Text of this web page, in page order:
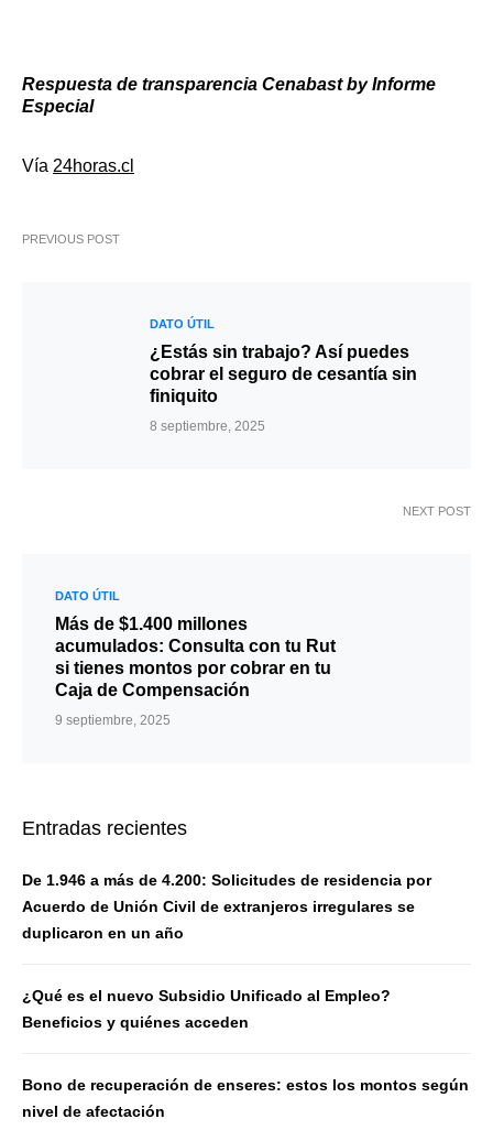
Respuesta de transparencia CenabastbyInforme
Especial
Vía 24horas.cl
PREVIOUS POST
DATO ÚTIL
¿Estás sin trabajo? Así puedes
cobrar el seguro de cesantía sin
finiquito
8 septiembre, 2025
NEXT POST
DATO ÚTIL
Más de $1.400 millones
acumulados: Consulta con tu Rut
si tienes montos por cobrar en tu
Caja de Compensación
9 septiembre, 2025
Entradas recientes
De 1.946 a más de 4.200: Solicitudes de residencia por
Acuerdo de Unión Civil de extranjeros irregulares se
duplicaron en un año
¿Qué es el nuevo Subsidio Unificado al Empleo?
Beneficios y quiénes acceden
Bono de recuperación de enseres: estos los montos según
nivel de afectación